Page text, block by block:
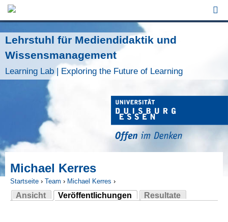
Jump to Navigation
Lehrstuhl für Mediendidaktik und
Wissensmanagement
Learning Lab | Exploring the Future of Learning
Michael Kerres
Sie sind hier
Startseite › Team › Michael Kerres ›
Ansicht
Veröffentlichungen
(aktiver Reiter)
Resultate